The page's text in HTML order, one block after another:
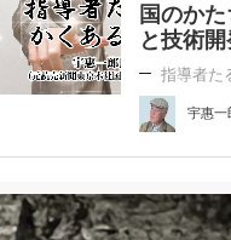
国のか
と技術
指導者た
宇惠一